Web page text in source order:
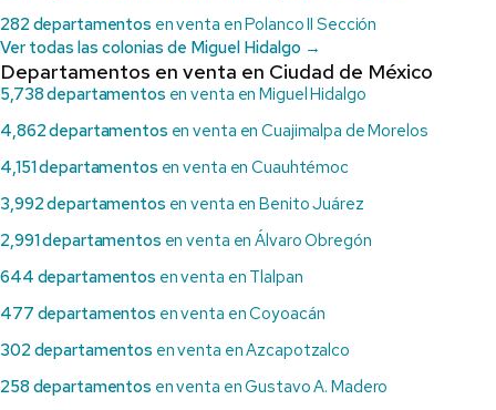
282 departamentos en venta en Polanco II Sección
Ver todas las colonias de Miguel Hidalgo →
Departamentos en venta en Ciudad de México
5,738 departamentos en venta en Miguel Hidalgo
4,862 departamentos en venta en Cuajimalpa de Morelos
4,151 departamentos en venta en Cuauhtémoc
3,992 departamentos en venta en Benito Juárez
2,991 departamentos en venta en Álvaro Obregón
644 departamentos en venta en Tlalpan
477 departamentos en venta en Coyoacán
302 departamentos en venta en Azcapotzalco
258 departamentos en venta en Gustavo A. Madero